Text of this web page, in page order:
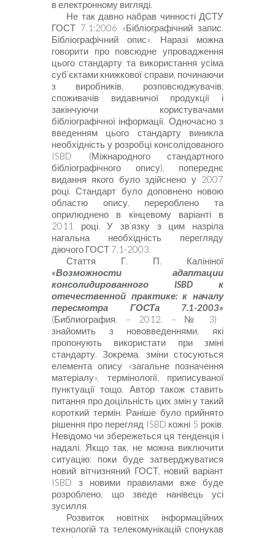
в електронному вигляді.
Не так давно набрав чинності ДСТУ
ГОСТ 7.1:2006 «Бібліографічний запис.
Бібліографічний опис». Наразі можна
говорити про повсюдне упровадження
цього стандарту та використання усіма
суб’єктами книжкової справи, починаючи
з виробників, розповсюджувачів,
споживачів видавничої продукції і
закінчуючи користувачами
бібліографічної інформації. Одночасно з
введенням цього стандарту виникла
необхідність у розробці консолідованого
ISBD (Міжнародного стандартного
бібліографічного опису), попереднє
видання якого було здійснено у 2007
році. Стандарт було доповнено новою
областю опису, перероблено та
оприлюднено в кінцевому варіанті в
2011 році. У зв’язку з цим назріла
нагальна необхідність перегляду
діючого ГОСТ 7.1-2003.
Стаття Г. П. Калініної
«Возможности адаптации
консолидированного ISBD к
отечественной практике: к началу
пересмотра ГОСТа 7.1-2003»
(Библиография. – 2012. – № 3)
знайомить з нововведеннями, які
пропонують використати при зміні
стандарту. Зокрема, зміни стосуються
елемента опису «загальне позначення
матеріалу», термінології, приписуваної
пунктуації тощо. Автор також ставить
питання про доцільність цих змін у такий
короткий термін. Раніше було прийнято
рішення про перегляд ISBD кожні 5 років.
Невідомо чи збережеться ця тенденція і
надалі. Якщо так, не можна виключити
ситуацію: поки буде затверджуватися
новий вітчизняний ГОСТ, новий варіант
ISBD з новими правилами вже буде
розроблено, що зведе нанівець усі
зусилля.
Розвиток новітніх інформаційних
технологій та телекомунікацій спонукав